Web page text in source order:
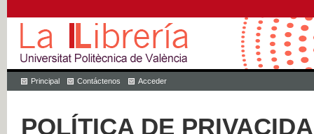
Principal Contáctenos Acceder
POLÍTICA DE